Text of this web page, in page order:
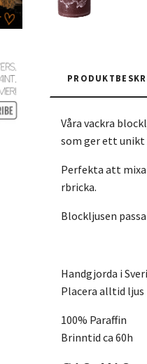
Våra vackra
som ger ett
Perfekta att
rbricka.
Blockljusen
Handgjorda i
Placera alltid
100% Paraffin
Brinntid ca 60h